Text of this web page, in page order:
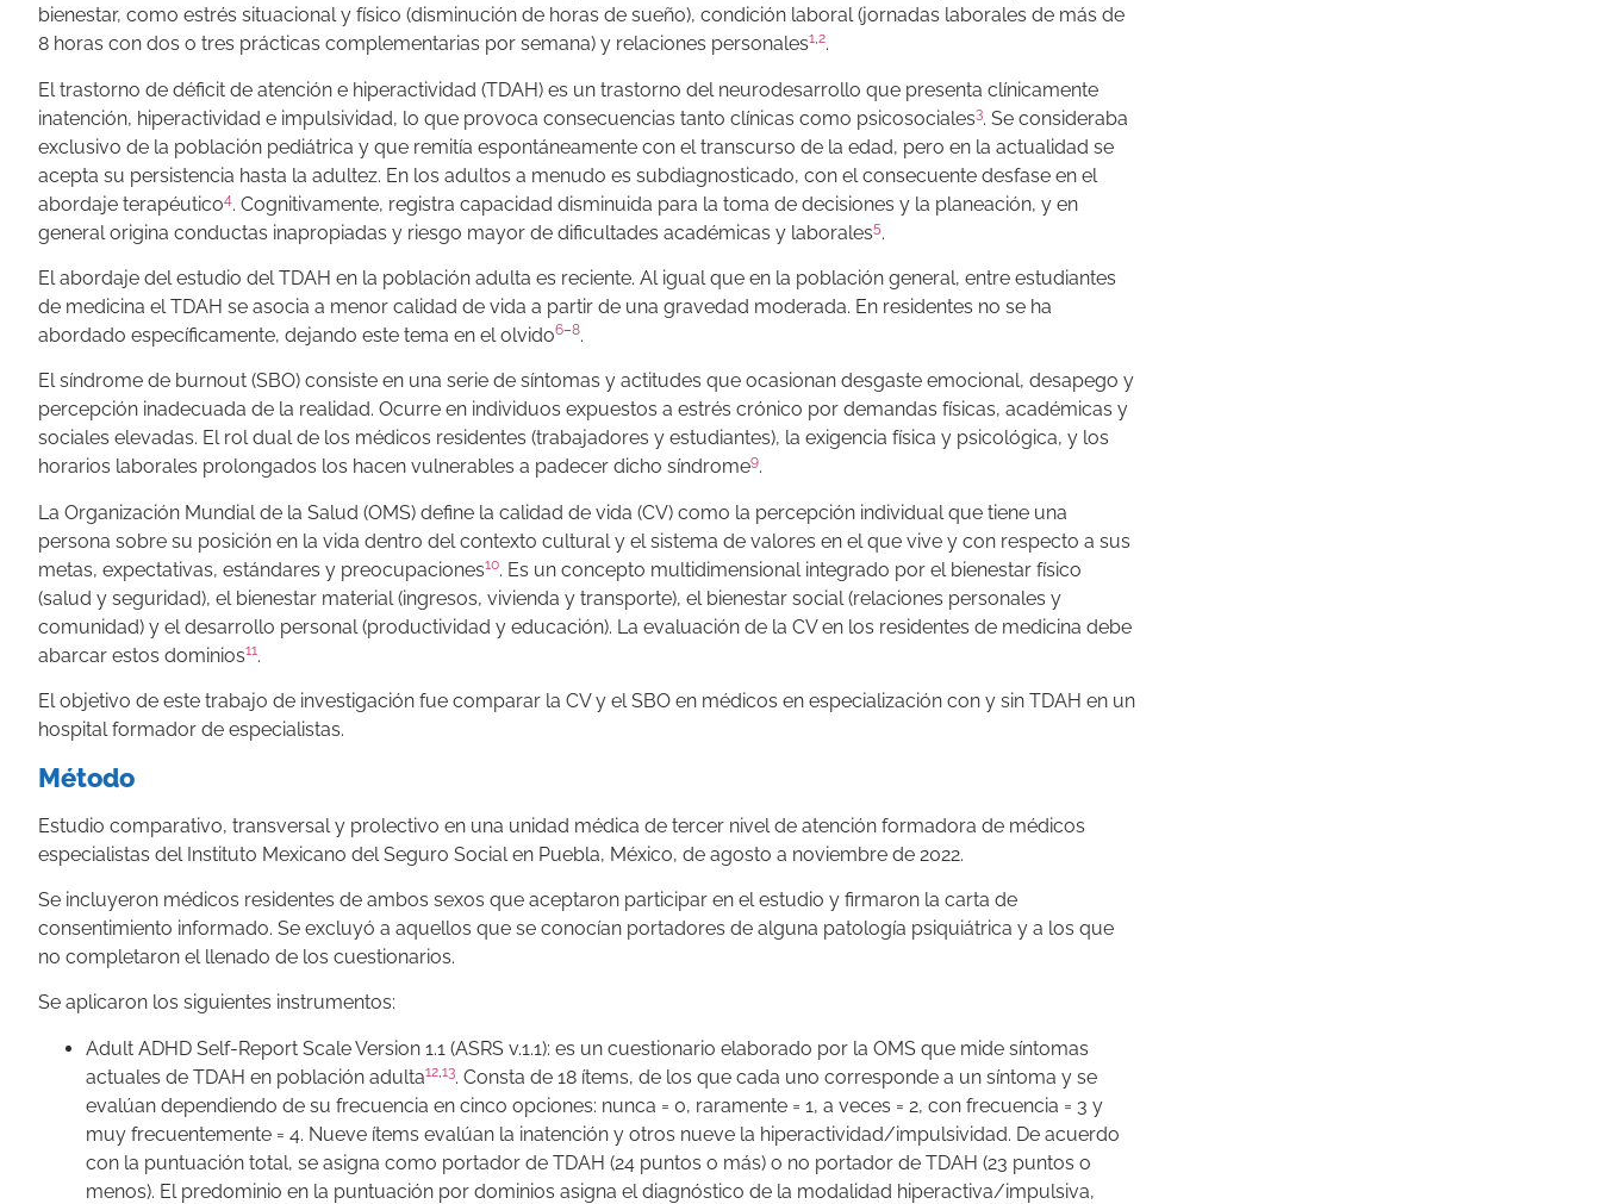
bienestar, como estrés situacional y físico (disminución de horas de sueño), condición laboral (jornadas laborales de más de
8 horas con dos o tres prácticas complementarias por semana) y relaciones personales1,2.
El trastorno de déficit de atención e hiperactividad (TDAH) es un trastorno del neurodesarrollo que presenta clínicamente
inatención, hiperactividad e impulsividad, lo que provoca consecuencias tanto clínicas como psicosociales3. Se consideraba
exclusivo de la población pediátrica y que remitía espontáneamente con el transcurso de la edad, pero en la actualidad se
acepta su persistencia hasta la adultez. En los adultos a menudo es subdiagnosticado, con el consecuente desfase en el
abordaje terapéutico4 . Cognitivamente, registra capacidad disminuida para la toma de decisiones y la planeación, y en
general origina conductas inapropiadas y riesgo mayor de dificultades académicas y laborales5.
El abordaje del estudio del TDAH en la población adulta es reciente. Al igual que en la población general, entre estudiantes
de medicina el TDAH se asocia a menor calidad de vida a partir de una gravedad moderada. En residentes no se ha
abordado específicamente, dejando este tema en el olvido6–8.
El síndrome de burnout (SBO) consiste en una serie de síntomas y actitudes que ocasionan desgaste emocional, desapego y
percepción inadecuada de la realidad. Ocurre en individuos expuestos a estrés crónico por demandas físicas, académicas y
sociales elevadas. El rol dual de los médicos residentes (trabajadores y estudiantes), la exigencia física y psicológica, y los
horarios laborales prolongados los hacen vulnerables a padecer dicho síndrome9.
La Organización Mundial de la Salud (OMS) define la calidad de vida (CV) como la percepción individual que tiene una
persona sobre su posición en la vida dentro del contexto cultural y el sistema de valores en el que vive y con respecto a sus
metas, expectativas, estándares y preocupaciones10. Es un concepto multidimensional integrado por el bienestar físico
(salud y seguridad), el bienestar material (ingresos, vivienda y transporte), el bienestar social (relaciones personales y
comunidad) y el desarrollo personal (productividad y educación). La evaluación de la CV en los residentes de medicina debe
abarcar estos dominios11.
El objetivo de este trabajo de investigación fue comparar la CV y el SBO en médicos en especialización con y sin TDAH en un
hospital formador de especialistas.
Método
Estudio comparativo, transversal y prolectivo en una unidad médica de tercer nivel de atención formadora de médicos
especialistas del Instituto Mexicano del Seguro Social en Puebla, México, de agosto a noviembre de 2022.
Se incluyeron médicos residentes de ambos sexos que aceptaron participar en el estudio y firmaron la carta de
consentimiento informado. Se excluyó a aquellos que se conocían portadores de alguna patología psiquiátrica y a los que
no completaron el llenado de los cuestionarios.
Se aplicaron los siguientes instrumentos:
Adult ADHD Self-Report Scale Version 1.1 (ASRS v.1.1): es un cuestionario elaborado por la OMS que mide síntomas
actuales de TDAH en población adulta12 13. Consta de 18 ítems, de los que cada uno corresponde a un síntoma y se
evalúan dependiendo de su frecuencia en cinco opciones: nunca = 0, raramente = 1, a veces = 2, con frecuencia = 3 y
muy frecuentemente = 4. Nueve ítems evalúan la inatención y otros nueve la hiperactividad/impulsividad. De acuerdo
con la puntuación total, se asigna como portador de TDAH (24 puntos o más) o no portador de TDAH (23 puntos o
menos). El predominio en la puntuación por dominios asigna el diagnóstico de la modalidad hiperactiva/impulsiva,